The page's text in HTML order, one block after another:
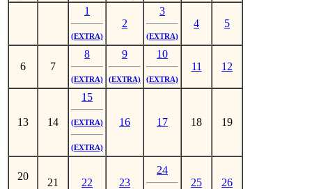
1
(EXTRA)
2
3
(EXTRA)
4 5
6 7
8
(EXTRA)
9
(EXTRA)
10
(EXTRA)
11 12
13 14
15
(EXTRA)
(EXTRA)
16 17 18 19
20
21 22 23
24
25 26